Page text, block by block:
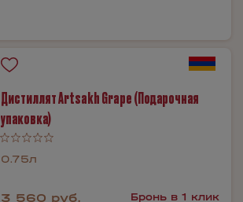
Дистиллят Artsakh Grape (Подарочная
упаковка)
0.75л
3 560 руб. Бронь в 1 клик